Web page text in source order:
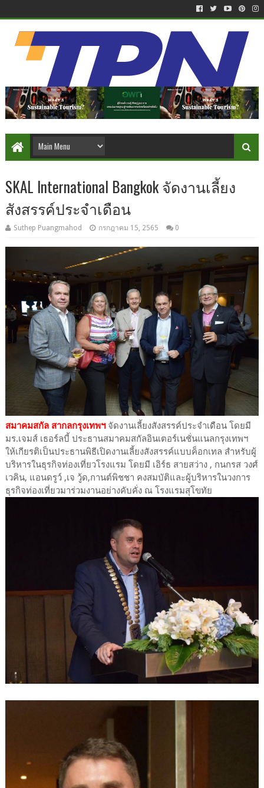
SKAL International Bangkok จัดงานเลี้ยง
สังสรรค์ประจำเดือน
Suthep Puangmahod กรกฎาคม 15, 2565 0
สมาคมสกัล สากลกรุงเทพฯ จัดงานเลี้ยงสังสรรค์ประจำเดือน โดยมี
มร.เจมส์ เธอร์ลบี้ ประธานสมาคมสกัลอินเตอร์เนชั่นแนลกรุงเทพฯ
ให้เกียรติเป็นประธานพิธีเปิดงานเลี้ยงสังสรรค์แบบค็อกเทล สำหรับผู้
บริหารในธุรกิจท่องเที่ยวโรงแรม โดยมี เอิร์ธ สายสว่าง , กนกรส วงศ์
เวคิน, แอนดรูว์ ,เจ วู้ด,กานต์พิชชา คงสมบัติและผู้บริหารในวงการ
ธุรกิจท่องเที่ยวมาร่วมงานอย่างคับคั่ง ณ โรงแรมสุโขทัย